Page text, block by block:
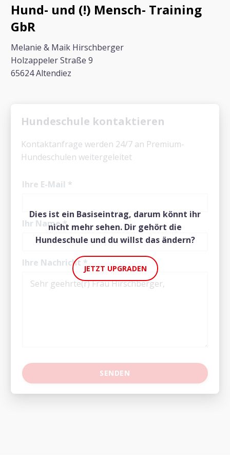
Hund- und (!) Mensch- Training
GbR
Melanie & Maik Hirschberger
Holzappeler Straße 9
65624 Altendiez
Dies ist ein Basiseintrag, darum könnt ihr
nicht mehr sehen. Dir gehört die
Hundeschule und du willst das ändern?
JETZT UPGRADEN
Hundeschule kontaktieren
Kontaktanfrage werden 24/7 an Premium-
Hundeschulen weitergeleitet
Ihre E-Mail *
Ihr Name*
Ihre Nachricht *